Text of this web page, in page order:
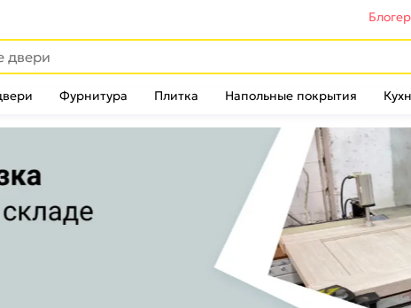
Фурнитура Плитка Напольные покрытия